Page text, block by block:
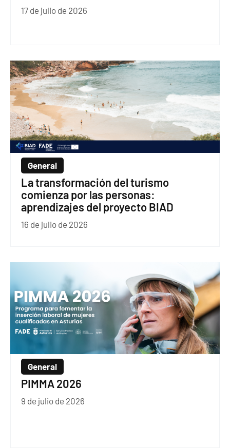
17 de julio de 2026
General
La transformación del turismo
comienza por las personas:
aprendizajes del proyecto BIAD
16 de julio de 2026
General
PIMMA 2026
9 de julio de 2026